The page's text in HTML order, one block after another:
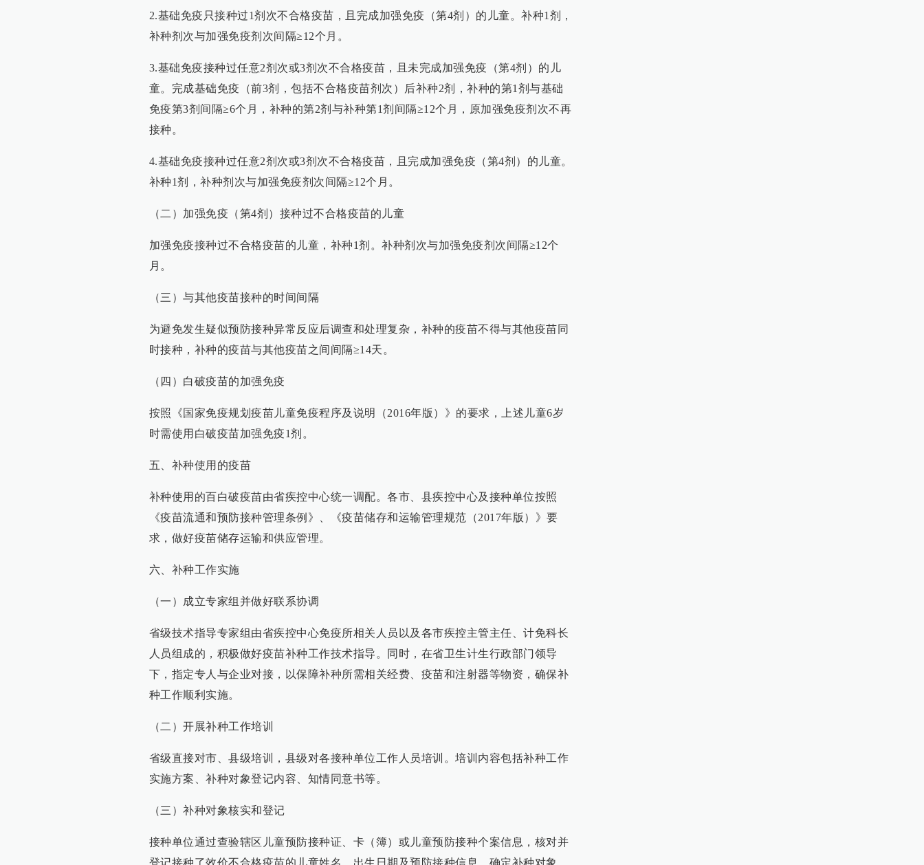
2.基础免疫只接种过1剂次不合格疫苗，且完成加强免疫（第4剂）的儿童。补种1剂，
补种剂次与加强免疫剂次间隔≥12个月。
3.基础免疫接种过任意2剂次或3剂次不合格疫苗，且未完成加强免疫（第4剂）的儿
童。完成基础免疫（前3剂，包括不合格疫苗剂次）后补种2剂，补种的第1剂与基础
免疫第3剂间隔≥6个月，补种的第2剂与补种第1剂间隔≥12个月，原加强免疫剂次不再
接种。
4.基础免疫接种过任意2剂次或3剂次不合格疫苗，且完成加强免疫（第4剂）的儿童。
补种1剂，补种剂次与加强免疫剂次间隔≥12个月。
（二）加强免疫（第4剂）接种过不合格疫苗的儿童
加强免疫接种过不合格疫苗的儿童，补种1剂。补种剂次与加强免疫剂次间隔≥12个
月。
（三）与其他疫苗接种的时间间隔
为避免发生疑似预防接种异常反应后调查和处理复杂，补种的疫苗不得与其他疫苗同
时接种，补种的疫苗与其他疫苗之间间隔≥14天。
（四）白破疫苗的加强免疫
按照《国家免疫规划疫苗儿童免疫程序及说明（2016年版）》的要求，上述儿童6岁
时需使用白破疫苗加强免疫1剂。
五、补种使用的疫苗
补种使用的百白破疫苗由省疾控中心统一调配。各市、县疾控中心及接种单位按照
《疫苗流通和预防接种管理条例》、《疫苗储存和运输管理规范（2017年版）》要
求，做好疫苗储存运输和供应管理。
六、补种工作实施
（一）成立专家组并做好联系协调
省级技术指导专家组由省疾控中心免疫所相关人员以及各市疾控主管主任、计免科长
人员组成的，积极做好疫苗补种工作技术指导。同时，在省卫生计生行政部门领导
下，指定专人与企业对接，以保障补种所需相关经费、疫苗和注射器等物资，确保补
种工作顺利实施。
（二）开展补种工作培训
省级直接对市、县级培训，县级对各接种单位工作人员培训。培训内容包括补种工作
实施方案、补种对象登记内容、知情同意书等。
（三）补种对象核实和登记
接种单位通过查验辖区儿童预防接种证、卡（簿）或儿童预防接种个案信息，核对并
登记接种了效价不合格疫苗的儿童姓名、出生日期及预防接种信息，确定补种对象、